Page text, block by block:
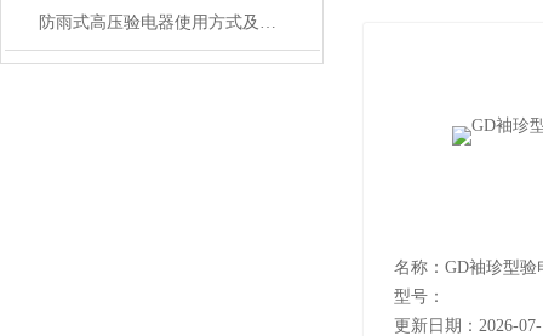
防雨式高压验电器使用方式及注意事项
名称：GD袖珍型验
型号：
更新日期：2026-